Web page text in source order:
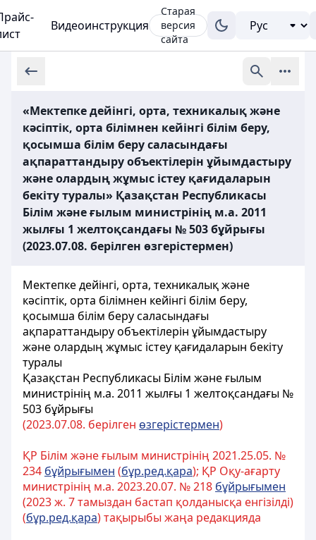
Видеоинструкция
Старая
версия
сайта
«Мектепке дейінгі, орта, техникалық және
кәсіптік, орта білімнен кейінгі білім беру,
қосымша білім беру саласындағы
ақпараттандыру объектілерін ұйымдастыру
және олардың жұмыс істеу қағидаларын
бекіту туралы» Қазақстан Республикасы
Білім және ғылым министрінің м.а. 2011
жылғы 1 желтоқсандағы № 503 бұйрығы
(2023.07.08. берілген өзгерістермен)
Мектепке дейінгі, орта, техникалық және
кәсіптік, орта білімнен кейінгі білім беру,
қосымша білім беру саласындағы
ақпараттандыру объектілерін ұйымдастыру
және олардың жұмыс істеу қағидаларын бекіту
туралы
Қазақстан Республикасы Білім және ғылым
министрінің м.а. 2011 жылғы 1 желтоқсандағы №
503 бұйрығы
(2023.07.08. берілген өзгерістермен)
ҚР Білім және ғылым министрінің 2021.25.05. №
234 бұйрығымен (бұр.ред.қара); ҚР Оқу-ағарту
министрінің м.а. 2023.20.07. № 218 бұйрығымен
(2023 ж. 7 тамыздан бастап қолданысқа енгізілді)
(бұр.ред.қара) тақырыбы жаңа редакцияда